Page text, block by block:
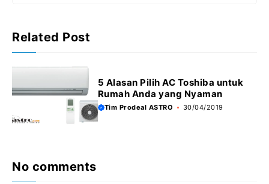
Related Post
5 Alasan Pilih AC Toshiba untuk
Rumah Anda yang Nyaman
Tim Prodeal ASTRO 30/04/2019
No comments